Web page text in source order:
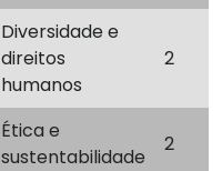
Diversidade e
direitos
humanos
2
Ética e
sustentabilidade
2